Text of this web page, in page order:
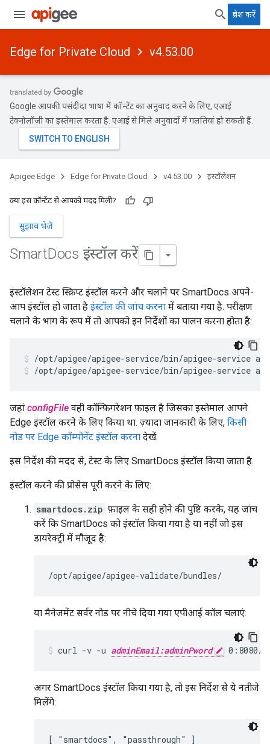
प्रवेश करें
Edge for Private Cloud v4.53.00
Google आपकी पसंदीदा भाषा में कॉन्टेंट का अनुवाद करने के लिए, एआई
टेक्नोलॉजी का इस्तेमाल करता है. एआई से मिले अनुवादों में गलतियां हो सकती हैं.
Apigee Edge Edge for Private Cloud v4.53.00 इंस्टॉलेशन
क्या इस कॉन्टेंट से आपको मदद मिली?
सुझाव भेजें
SmartDocs इंस्टॉल करें
इंस्टॉलेशन टेस्ट स्क्रिप्ट इंस्टॉल करने और चलाने पर SmartDocs अपने-
आप इंस्टॉल हो जाता है इंस्टॉल की जांच करना में बताया गया है. परीक्षण
चलाने के भाग के रूप में तो आपको इन निर्देशों का पालन करना होता है:
/opt/apigee/apigee-service/bin/apigee-service
जहां configFile वही कॉन्फ़िगरेशन फ़ाइल है जिसका इस्तेमाल आपने
Edge इंस्टॉल करने के लिए किया था. ज़्यादा जानकारी के लिए, किसी
नोड पर Edge कॉम्पोनेंट इंस्टॉल करना देखें.
इस निर्देश की मदद से, टेस्ट के लिए SmartDocs इंस्टॉल किया जाता है.
इंस्टॉल करने की प्रोसेस पूरी करने के लिए:
smartdocs.zip फ़ाइल के सही होने की पुष्टि करके, यह जांच
करें कि SmartDocs को इंस्टॉल किया गया है या नहीं जो इस
डायरेक्ट्री में मौजूद है:
/opt/apigee/apigee-validate/bundles/
या मैनेजमेंट सर्वर नोड पर नीचे दिया गया एपीआई कॉल चलाएं:
curl -v -u adminEmail:adminPword 0:8080/
अगर SmartDocs इंस्टॉल किया गया है, तो इस निर्देश से ये नतीजे
मिलेंगे:
[ "smartdocs", "passthrough" ]